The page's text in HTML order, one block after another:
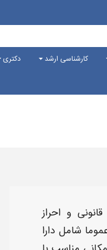
کارشناسی ارشد
دکتری
و احراز
شامل دارا